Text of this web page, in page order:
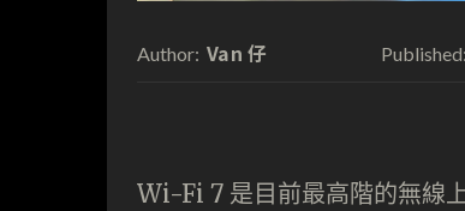
Author: Van 仔 Published:
Wi-Fi 7 是目前最高階的無線